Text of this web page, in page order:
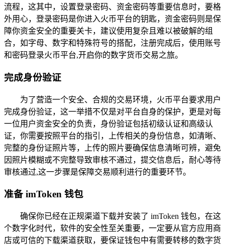
流程，这其中，设置登录密码、资金密码等重要信息时，要格
外用心，登录密码是你进入火币平台的钥匙，资金密码则是保
障你资金安全的重要关卡，建议使用复杂且难以被破解的组
合，如字母、数字和特殊符号的搭配，注册完成后，使用账号
和密码登录火币平台,开启你的数字货币交易之旅。
完成身份验证
为了营造一个安全、合规的交易环境，火币平台要求用户
完成身份验证，这一举措不仅是对平台自身的保护，更是对每
一位用户资金安全的负责，身份验证包括初级认证和高级认
证，你需要按照平台的指引，上传相关的身份信息，如清晰、
完整的身份证照片等，上传的照片要确保信息清晰可辨，避免
因照片模糊或不完整导致审核不通过，提交信息后，耐心等待
审核通过,这一步骤是保障交易顺利进行的重要环节。
准备 imToken 钱包
确保你已经在正规渠道下载并安装了 imToken 钱包，在这
个数字化时代，软件的安全性至关重要，一定要从官方应用商
店或可信的下载渠道获取，要保证钱包中有需要转移的数字货